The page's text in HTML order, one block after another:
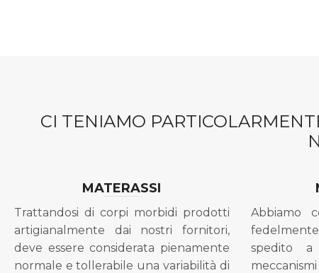
CI TENIAMO
MATERASSI
Trattandosi di corpi morbidi prodotti
artigianalmente dai nostri fornitori,
deve essere considerata pienamente
normale e tollerabile una variabilità di
Abbiamo
spedito